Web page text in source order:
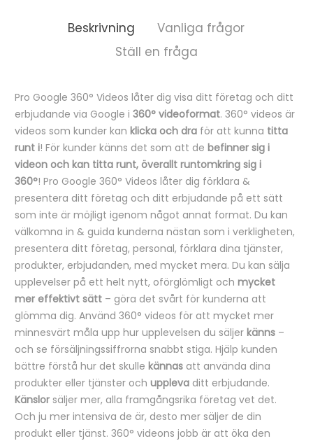
Beskrivning
Vanliga frågor
Ställ en fråga
B
e
s
k
r
i
v
n
i
n
g
Pro Google 360° Videos låter dig visa ditt företag och ditt
erbjudande via Google i 360° videoformat. 360° videos är
videos som kunder kan klicka och dra för att kunna titta
runt i! För kunder känns det som att de befinner sig i
videon och kan titta runt, överallt runtomkring sig i
360°! Pro Google 360° Videos låter dig förklara &
presentera ditt företag och ditt erbjudande på ett sätt
som inte är möjligt igenom något annat format. Du kan
välkomna in & guida kunderna nästan som i verkligheten,
presentera ditt företag, personal, förklara dina tjänster,
produkter, erbjudanden, med mycket mera. Du kan sälja
upplevelser på ett helt nytt, oförglömligt och mycket
mer effektivt sätt – göra det svårt för kunderna att
glömma dig. Använd 360° videos för att mycket mer
minnesvärt måla upp hur upplevelsen du säljer känns –
och se försäljningssiffrorna snabbt stiga. Hjälp kunden
bättre förstå hur det skulle kännas att använda dina
produkter eller tjänster och uppleva ditt erbjudande.
Känslor säljer mer, alla framgångsrika företag vet det.
Och ju mer intensiva de är, desto mer säljer de din
produkt eller tjänst. 360° videons jobb är att öka den